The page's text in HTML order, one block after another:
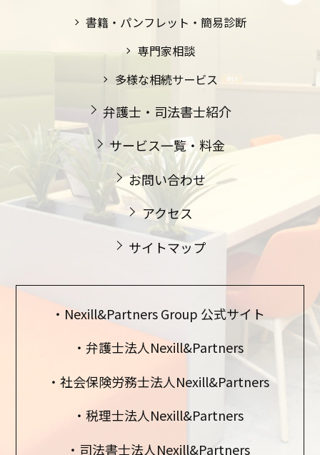
書籍・パンフレット・簡易診断
専門家相談
多様な相続サービス
弁護士・司法書士紹介
サービス一覧・料金
お問い合わせ
アクセス
サイトマップ
Nexill&Partners Group 公式サイト
弁護士法人Nexill&Partners
社会保険労務士法人Nexill&Partners
税理士法人Nexill&Partners
司法書士法人Nexill&Partners